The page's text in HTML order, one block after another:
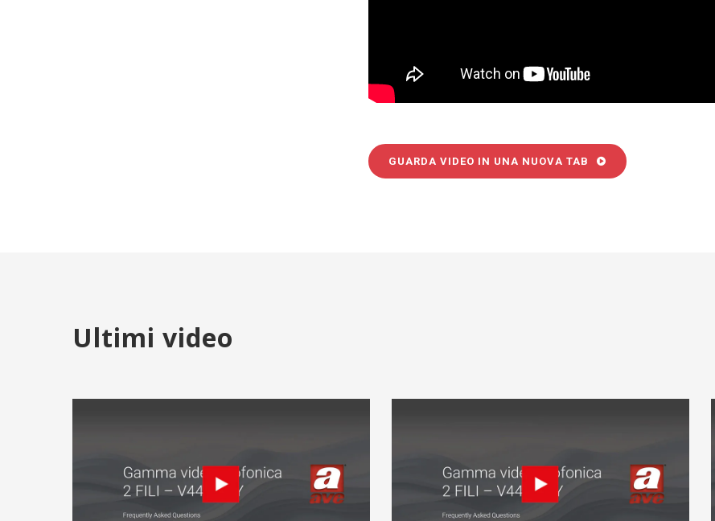
GUARDA VIDEO IN UNA NUOVA TAB
Ultimi video